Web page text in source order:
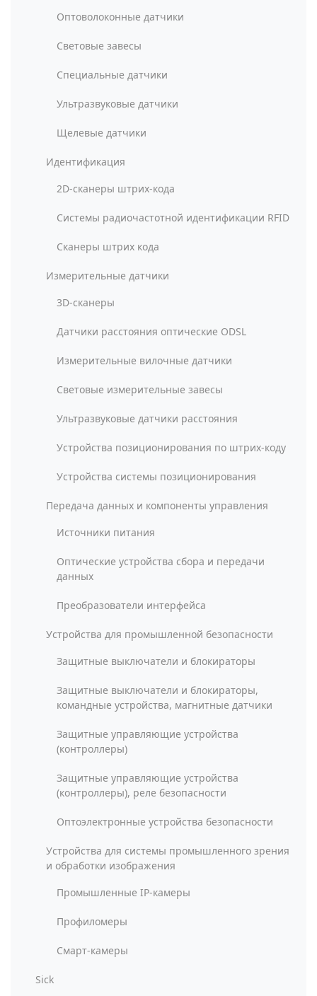
Оптоволоконные датчики
Световые завесы
Специальные датчики
Ультразвуковые датчики
Щелевые датчики
Идентификация
2D-сканеры штрих-кода
Системы радиочастотной идентификации RFID
Сканеры штрих кода
Измерительные датчики
3D-сканеры
Датчики расстояния оптические ODSL
Измерительные вилочные датчики
Световые измерительные завесы
Ультразвуковые датчики расстояния
Устройства позиционирования по штрих-коду
Устройства системы позиционирования
Передача данных и компоненты управления
Источники питания
Оптические устройства сбора и передачи
данных
Преобразователи интерфейса
Устройства для промышленной безопасности
Защитные выключатели и блокираторы
Защитные выключатели и блокираторы,
командные устройства, магнитные датчики
Защитные управляющие устройства
(контроллеры)
Защитные управляющие устройства
(контроллеры), реле безопасности
Оптоэлектронные устройства безопасности
Устройства для системы промышленного зрения
и обработки изображения
Промышленные IP-камеры
Профиломеры
Смарт-камеры
Sick